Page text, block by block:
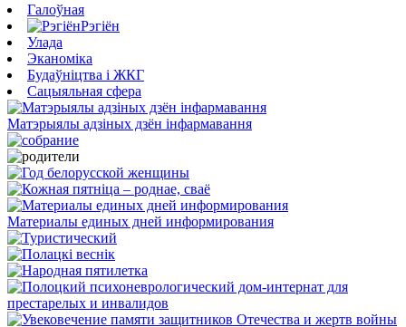
Галоўная
Рэгіён
Улада
Эканоміка
Будаўніцтва і ЖКГ
Сацыяльная сфера
Матэрыялы адзіных дзён інфармавання
Материалы единых дней информирования